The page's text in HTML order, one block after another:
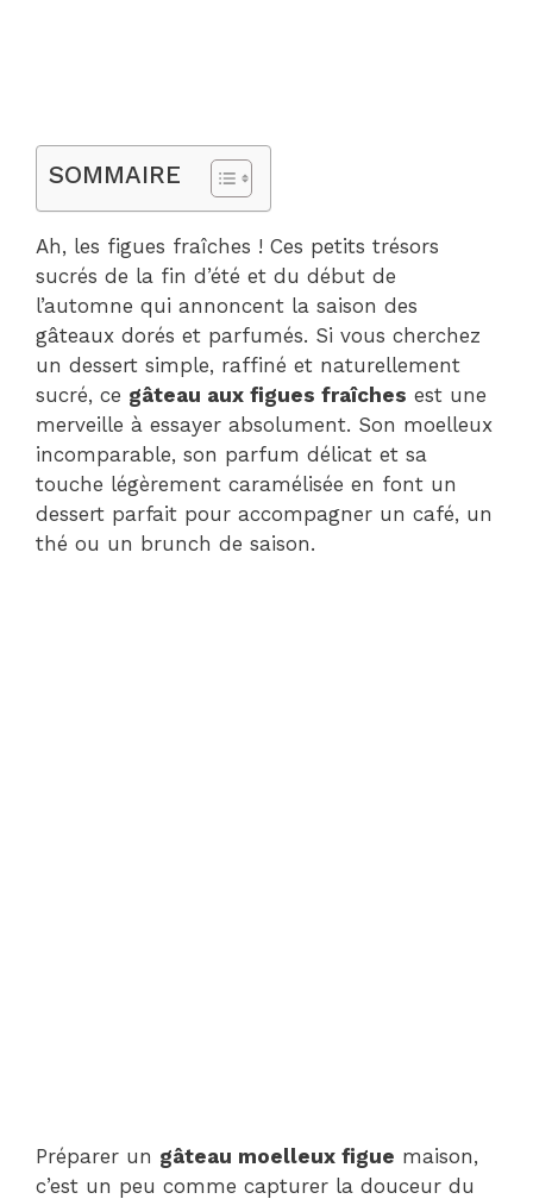
SOMMAIRE
Ah, les figues fraîches ! Ces petits trésors
sucrés de la fin d’été et du début de
l’automne qui annoncent la saison des
gâteaux dorés et parfumés. Si vous cherchez
un dessert simple, raffiné et naturellement
sucré, ce gâteau aux figues fraîches est une
merveille à essayer absolument. Son moelleux
incomparable, son parfum délicat et sa
touche légèrement caramélisée en font un
dessert parfait pour accompagner un café, un
thé ou un brunch de saison.
Préparer un gâteau moelleux figue maison,
c’est un peu comme capturer la douceur du